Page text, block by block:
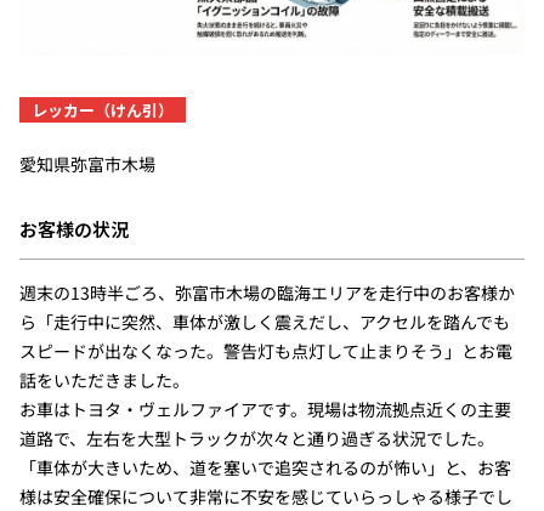
レッカー（けん引）
愛知県弥富市木場
お客様の状況
週末の13時半ごろ、弥富市木場の臨海エリアを走行中のお客様か
ら「走行中に突然、車体が激しく震えだし、アクセルを踏んでも
スピードが出なくなった。警告灯も点灯して止まりそう」とお電
話をいただきました。
お車はトヨタ・ヴェルファイアです。現場は物流拠点近くの主要
道路で、左右を大型トラックが次々と通り過ぎる状況でした。
「車体が大きいため、道を塞いで追突されるのが怖い」と、お客
様は安全確保について非常に不安を感じていらっしゃる様子でし